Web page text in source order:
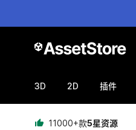
3D 2D 插件
11000+款5星资源